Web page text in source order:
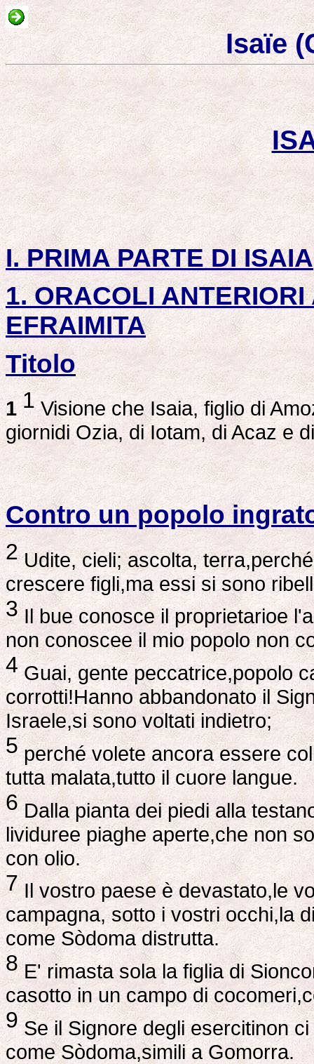
Isaïe
I. PRIMA PARTE DI ISAIA
1. ORACOLI
EFRAIMITA
Titolo
1 1Visione che Isaia, figlio di
giornidi Ozia, di Iotam, di Acaz e
Contro un popolo
2Udite, cieli; ascolta,
crescere figli,ma essi si sono
3Il bue conosce il proprietarioe
non conoscee il mio popolo non
4Guai, gente peccatrice,popolo
corrotti!Hanno abbandonato il
Israele,si sono voltati indietro;
5perché volete ancora essere
tutta malata,tutto il cuore langue.
6Dalla pianta dei piedi alla
lividuree piaghe aperte,che non
con olio.
7Il vostro paese è devastato,le
campagna, sotto i vostri occhi,la
come Sòdoma distrutta.
8E' rimasta sola la figlia di
casotto in un campo di
9Se il Signore degli esercitinon
come Sòdoma,simili a Gomorra.